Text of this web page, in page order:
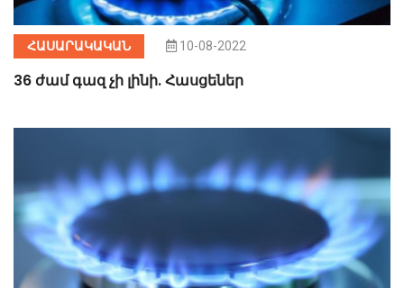
ՀԱՍԱՐԱԿԱԿԱՆ 10-08-2022
36 ժամ գազ չի լինի. Հասցեներ